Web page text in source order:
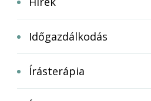
Időgazdálkodás
Írásterápia